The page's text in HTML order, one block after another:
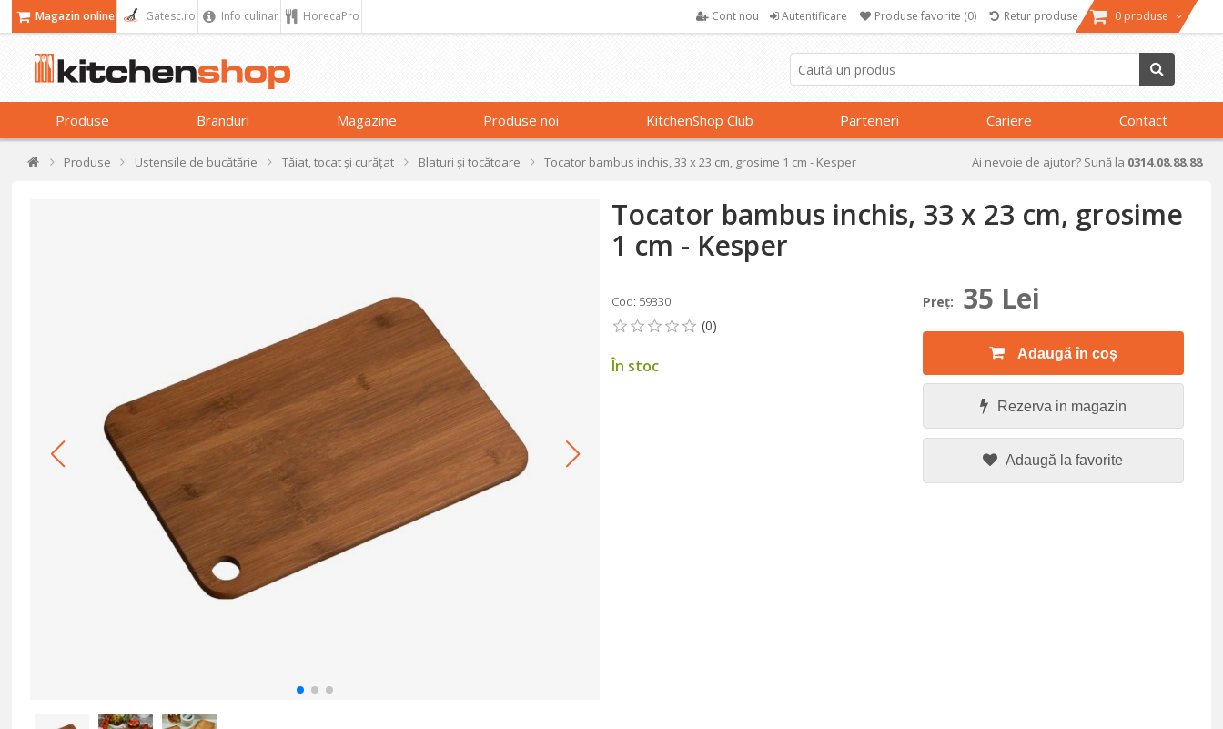
Magazin online Gatesc.ro Info culinar HorecaPro Cont nou Autentificare Produse favorite (0) Retur produse 0 produse
Produse Branduri Magazine Produse noi KitchenShop Club Parteneri Cariere Contact
Produse Ustensile de bucătărie Tăiat, tocat și curățat Blaturi și tocătoare Tocator bambus inchis, 33 x 23 cm, grosime 1 cm - Kesper Ai nevoie de ajutor? Sună la 0314.08.88.88
Tocator bambus inchis, 33 x 23 cm, grosime
1 cm - Kesper
Cod: 59330
În stoc
Preţ: 35 Lei
Adaugă în coș
Rezerva in magazin
Adaugă la favorite